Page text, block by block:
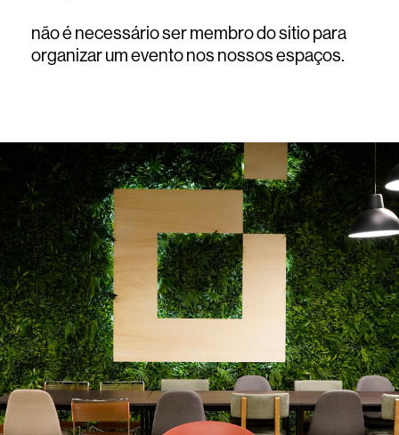
não é necessário ser membro do sitio para
organizar um evento nos nossos espaços.